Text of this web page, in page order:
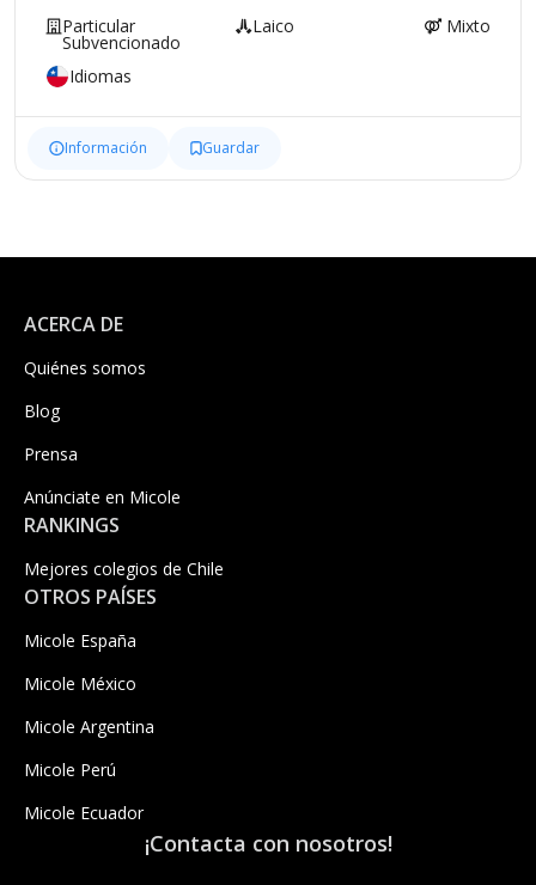
Particular
Subvencionado
Laico Mixto
Idiomas
Información Guardar
ACERCA DE
Quiénes somos
Blog
Prensa
Anúnciate en Micole
RANKINGS
Mejores colegios de Chile
OTROS PAÍSES
Micole España
Micole México
Micole Argentina
Micole Perú
Micole Ecuador
¡Contacta con nosotros!